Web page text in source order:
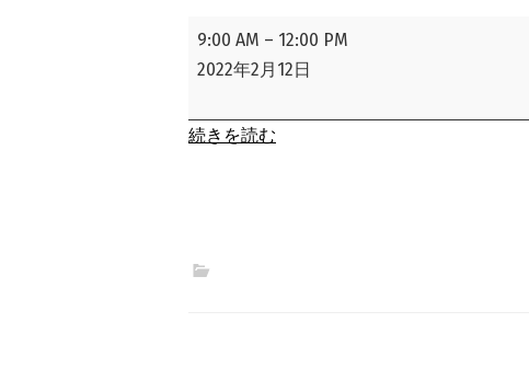
練
習
津
中)
9:00 AM – 12:00 PM
2022年2月12日
続きを読む